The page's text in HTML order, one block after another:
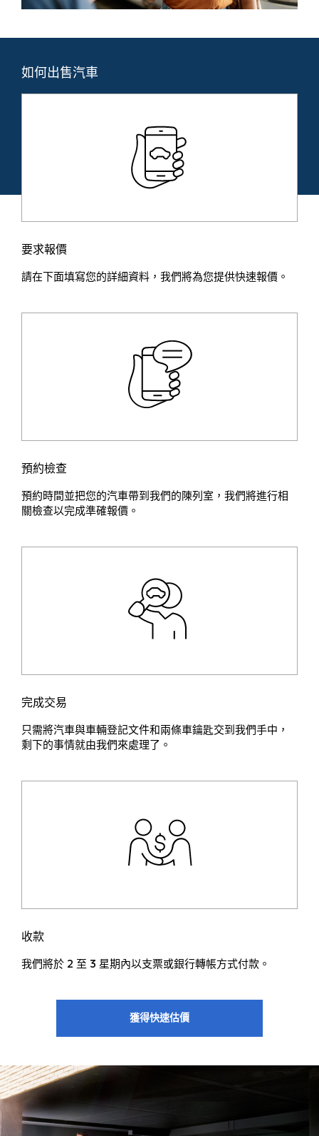
如何出售汽車
要求報價
請在下面填寫您的詳細資料，我們將為您提供快速報價。
預約檢查
預約時間並把您的汽車帶到我們的陳列室，我們將進行相
關檢查以完成準確報價。
完成交易
只需將汽車與車輛登記文件和兩條車鑰匙交到我們手中，
剩下的事情就由我們來處理了。
收款
我們將於 2 至 3 星期內以支票或銀行轉帳方式付款。
獲得快速估價